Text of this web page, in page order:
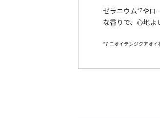
ゼラニウム*7やロ
な香りで、心地よ
*7 ニオイテンジクアオイ